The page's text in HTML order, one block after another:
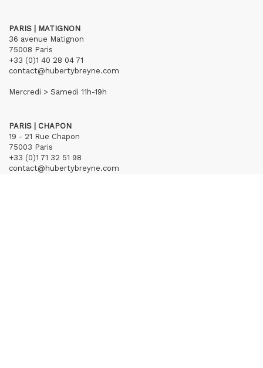
PARIS | MATIGNON
36 avenue Matignon
75008 Paris
+33 (0)1 40 28 04 71
contact@hubertybreyne.com
Mercredi > Samedi 11h-19h
PARIS | CHAPON
19 - 21 Rue Chapon
75003 Paris
+33 (0)1 71 32 51 98
contact@hubertybreyne.com